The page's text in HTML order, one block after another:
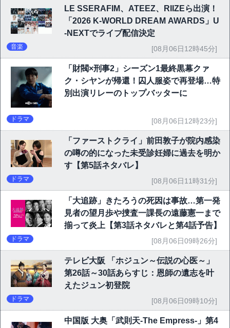
LE SSERAFIM、ATEEZ、RIIZEら出演！
「2026 K-WORLD DREAM AWARDS」U
-NEXTでライブ配信決定
音楽 [08月06日12時45分]
「財閥×刑事2」シーズン1最終黒幕クァ
ク・シヤンが帰還！囚人服姿で再登場…特
別出演リレーのトップバッターに
ドラマ [08月06日12時23分]
「ファーストクライ」前田敦子が院内感染
の噂の的になった未受診妊婦に過去を明か
す【第5話ネタバレ】
ドラマ [08月06日11時31分]
「大追跡」きたろうの死因は事故…第一発
見者の望月歩や捜査一課長の遠藤憲一まで
揃って炎上【第3話ネタバレと第4話予告】
ドラマ [08月06日09時26分]
テレビ大阪 「ホジュン～伝説の心医～」
第26話～30話あらすじ：恩師の遺志を叶
えたジュン初登院
ドラマ [08月06日09時10分]
中国版 大奥「武則天-The Empress-」第4